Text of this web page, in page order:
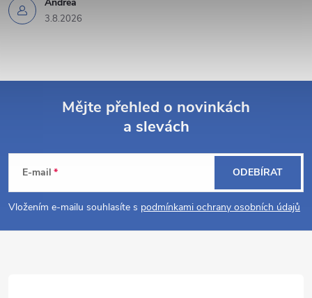
3.8.2026
p
a
Mějte přehled o novinkách
a slevách
E-mail
Vložením e-mailu souhlasíte s podmínkami ochrany osobních údajů
ODEBÍRAT